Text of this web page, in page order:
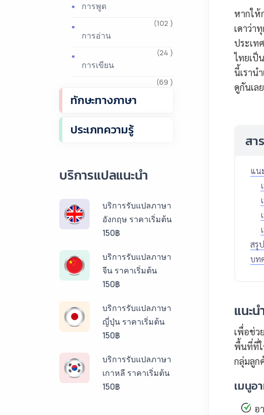
หากให้
เดาว่า
ประเท
ไทยเป็
นี้เราน
ดูกันเลย
สา
แน
สรุป
บท
แนะ
เพื่อช่ว
พื้นที่ที่ใ
กลุ่มลูก
เมนูอ
อ
การพูด
(102 )
การอ่าน
(24 )
การเขียน
(69 )
ทักษะทางภาษา
ประเภทความรู้
บริการแปลแนะนำ
บริการรับแปลภาษา
อังกฤษ ราคาเริ่มต้น
150฿
บริการรับแปลภาษา
จีน ราคาเริ่มต้น
150฿
บริการรับแปลภาษา
ญี่ปุ่น ราคาเริ่มต้น
150฿
บริการรับแปลภาษา
เกาหลี ราคาเริ่มต้น
150฿